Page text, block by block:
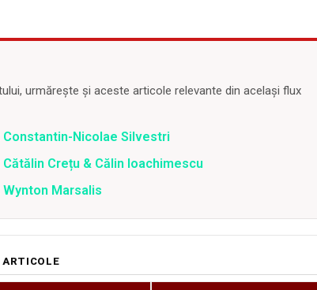
urmărește și aceste articole relevante din același flux
Nicolae Silvestri
Crețu & Călin Ioachimescu
Marsalis